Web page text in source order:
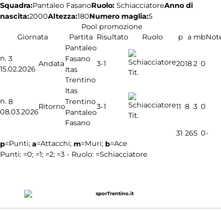
Squadra:Pantaleo FasanoRuolo: SchiacciatoreAnno di
nascita:2000Altezza:180Numero maglia:5
Pool promozione
Giornata
Partita Risultato Ruolo p a mb
n. 3
15.02.2026
Andata
Pantaleo
Fasano
Itas
Trentino
3-1
Tit.
20182 0
n. 8
08.03.2026
Ritorno
Itas
Trentino
Pantaleo
Fasano
3-1
Tit.
11 8 3 0
31 265 0-
p=Punti; a=Attacchi; m=Muri; b=Ace
Punti: =0; =1; =2; =3 - Ruolo: =Schiacciatore